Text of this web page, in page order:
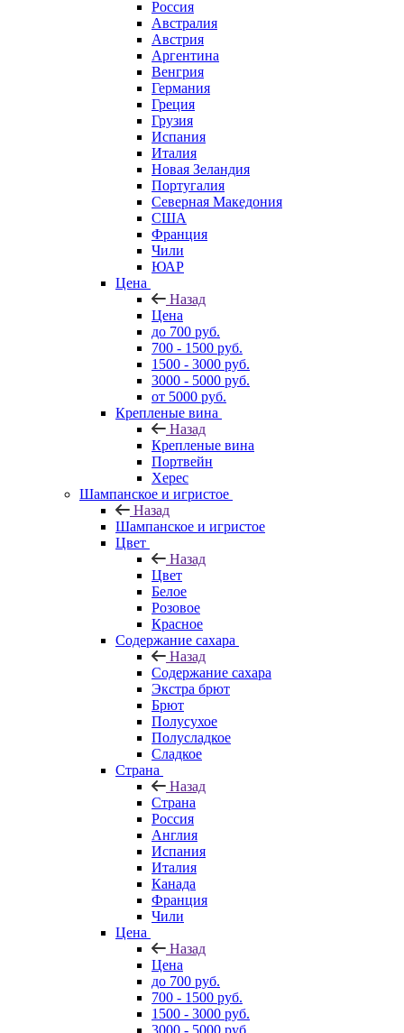
Россия
Австралия
Австрия
Аргентина
Венгрия
Германия
Греция
Грузия
Испания
Италия
Новая Зеландия
Португалия
Северная Македония
США
Франция
Чили
ЮАР
Цена
Назад
Цена
до 700 руб.
700 - 1500 руб.
1500 - 3000 руб.
3000 - 5000 руб.
от 5000 руб.
Крепленые вина
Назад
Крепленые вина
Портвейн
Херес
Шампанское и игристое
Назад
Шампанское и игристое
Цвет
Назад
Цвет
Белое
Розовое
Красное
Содержание сахара
Назад
Содержание сахара
Экстра брют
Брют
Полусухое
Полусладкое
Сладкое
Страна
Назад
Страна
Россия
Англия
Испания
Италия
Канада
Франция
Чили
Цена
Назад
Цена
до 700 руб.
700 - 1500 руб.
1500 - 3000 руб.
3000 - 5000 руб.